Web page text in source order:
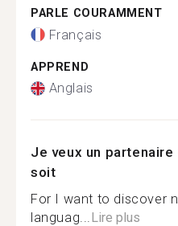
PARLE COURAMMENT
Français
APPREND
Anglais
Je veux un
soit
For I want to discover
languag...Lire plus